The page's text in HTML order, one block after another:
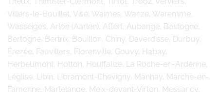
Villers-le-Bouillet, Visé, Waimes, Wanze, Waremme,
Wasseiges, Arlon (Aarlen), Attert, Aubange, Bastogne,
Bertogne, Bertrix, Bouillon, Chiny, Daverdisse, Durbuy,
Érezée, Fauvillers, Florenville, Gouvy, Habay,
Herbeumont, Hotton, Houffalize, La Roche-en-Ardenne,
Léglise, Libin, Libramont-Chevigny, Manhay, Marche-en-
Famenne, Martelange, Meix-devant-Virton, Messancy,